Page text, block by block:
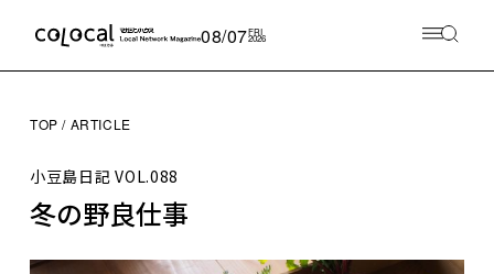
08/07FRI
2026
TOP ARTICLE
小豆島日記VOL.088
冬の野良仕事